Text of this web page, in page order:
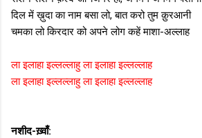
दिल में ख़ुदा का नाम बसा लो, बात करो तुम क़ुरआनी
चमका लो किरदार को अपने लोग कहें माशा-अल्लाह
ला इलाहा इल्लल्लाहु ला इलाहा इल्लल्लाह
ला इलाहा इल्लल्लाहु ला इलाहा इल्लल्लाह
नशीद-ख़्वाँ: